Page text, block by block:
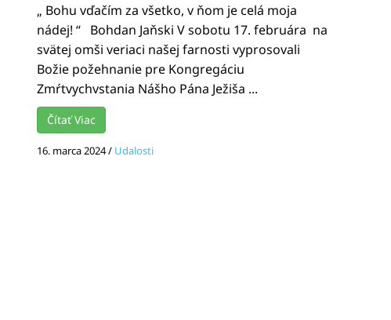
„ Bohu vďačím za všetko, v ňom je celá moja
nádej! “ Bohdan Jaňski V sobotu 17. februára na
svätej omši veriaci našej farnosti vyprosovali
Božie požehnanie pre Kongregáciu
Zmŕtvychvstania Nášho Pána Ježiša ...
Čítať Viac
16. marca 2024/ Udalosti